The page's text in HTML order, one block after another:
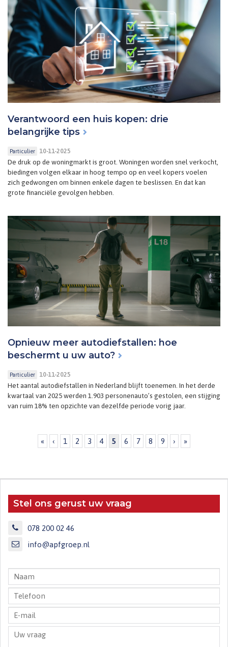
Verantwoord een huis kopen: drie
belangrijke tips
Particulier 10-11-2025
De druk op de woningmarkt is groot. Woningen worden snel verkocht,
biedingen volgen elkaar in hoog tempo op en veel kopers voelen
zich gedwongen om binnen enkele dagen te beslissen. En dat kan
grote financiële gevolgen hebben.
Opnieuw meer autodiefstallen: hoe
beschermt u uw auto?
Particulier 10-11-2025
Het aantal autodiefstallen in Nederland blijft toenemen. In het derde
kwartaal van 2025 werden 1.903 personenauto’s gestolen, een stijging
van ruim 18% ten opzichte van dezelfde periode vorig jaar.
Pagina's
« ‹ 1 2 3 4 5 6 7 8 9 › »
Stel ons gerust uw vraag
078 200 02 46
info@apfgroep.nl